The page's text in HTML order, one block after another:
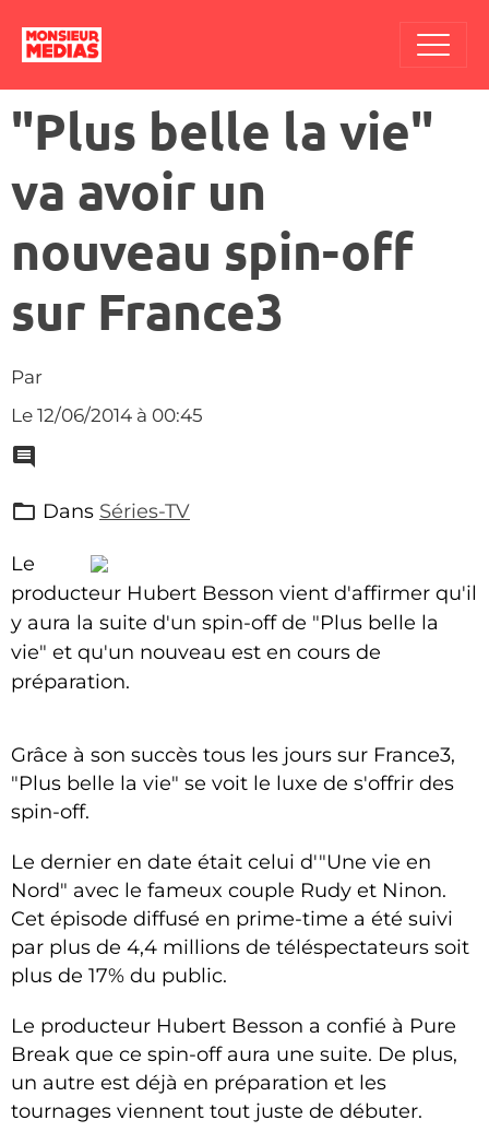
"Plus belle la vie"
va avoir un
nouveau spin-off
sur France3
Par
Le 12/06/2014 à 00:45
Dans Séries-TV
Le
producteur Hubert Besson vient d'affirmer qu'il
y aura la suite d'un spin-off de "Plus belle la
vie" et qu'un nouveau est en cours de
préparation.
Grâce à son succès tous les jours sur France3,
"Plus belle la vie" se voit le luxe de s'offrir des
spin-off.
Le dernier en date était celui d'"Une vie en
Nord" avec le fameux couple Rudy et Ninon.
Cet épisode diffusé en prime-time a été suivi
par plus de 4,4 millions de téléspectateurs soit
plus de 17% du public.
Le producteur Hubert Besson a confié à Pure
Break que ce spin-off aura une suite. De plus,
un autre est déjà en préparation et les
tournages viennent tout juste de débuter.